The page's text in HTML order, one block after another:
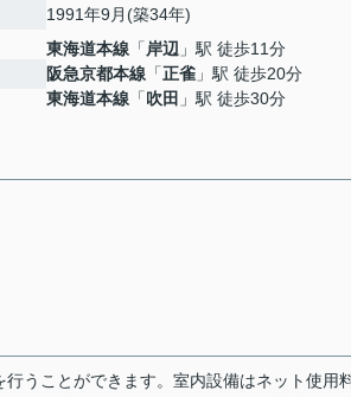
1991年9月(築34年)
東海道本線 「 岸辺 」駅 徒歩11分
阪急京都本線 「正雀 」駅 徒歩20分
東海道本線 「吹田 」駅 徒歩30分
うことができます。室内設備はネット使用